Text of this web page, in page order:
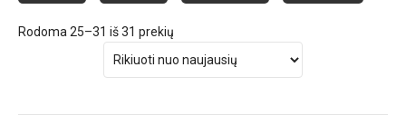
Rodoma 25–31 iš 31 prekių